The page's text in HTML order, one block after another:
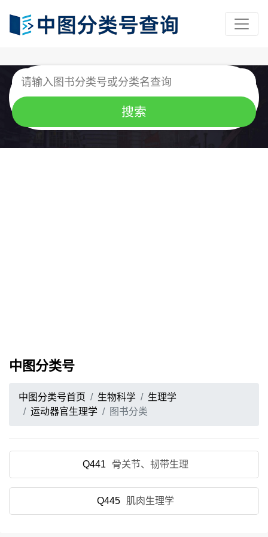
中图分类号
中图分类号首页 生物科学
生理学
运动器官生理学
图书分类
Q441 骨关节、韧带生理
Q445 肌肉生理学